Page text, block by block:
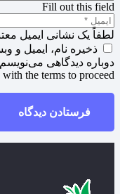
Fill out this field
لطفاً یک نشانی ایمیل
ذخیره نام، ایمیل و
دوباره دیدگاهی
the terms to proceed
فرستادن دیدگاه